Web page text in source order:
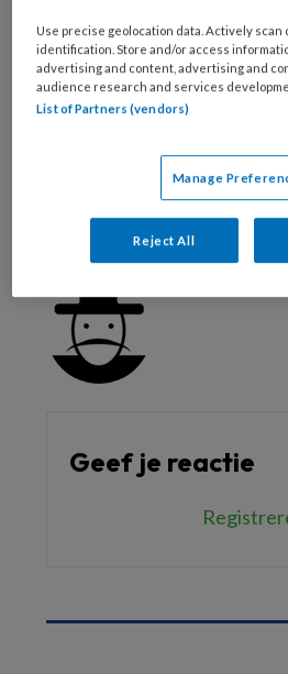
Bekijk de
Al abonnee?
Reageer op dit artikel
Geef je reactie
Use precise geolocation data. Actively
identification. Store and/or access
advertising and content, advertising and
audience research and services
List of Partners (vendors)
Manage
Reject All